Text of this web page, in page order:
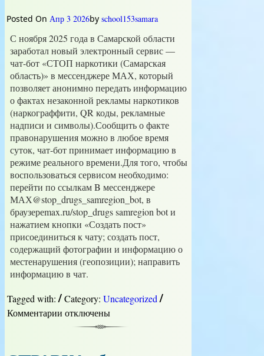
Posted On Апр 3 2026by school153samara
С ноября 2025 года в Самарской области
заработал новый электронный сервис —
чат-бот «СТОП наркотики (Самарская
область)» в мессенджере МАХ, который
позволяет анонимно передать информацию
о фактах незаконной рекламы наркотиков
(наркограффити, QR коды, рекламные
надписи и символы).Сообщить о факте
правонарушения можно в любое время
суток, чат-бот принимает информацию в
режиме реального времени.Для того, чтобы
воспользоваться сервисом необходимо:
перейти по ссылкам B мессенджере
МАХ@stop_drugs_samregion_bot, в
браузереmax.ru/stop_drugs samregion bot и
нажатием кнопки «Создать пост»
присоединиться к чату; создать пост,
содержащий фотографии и информацию о
местенарушения (геопозиции); направить
информацию в чат.
Tagged with: / Category: Uncategorized /
Комментарии к
записи
отключены